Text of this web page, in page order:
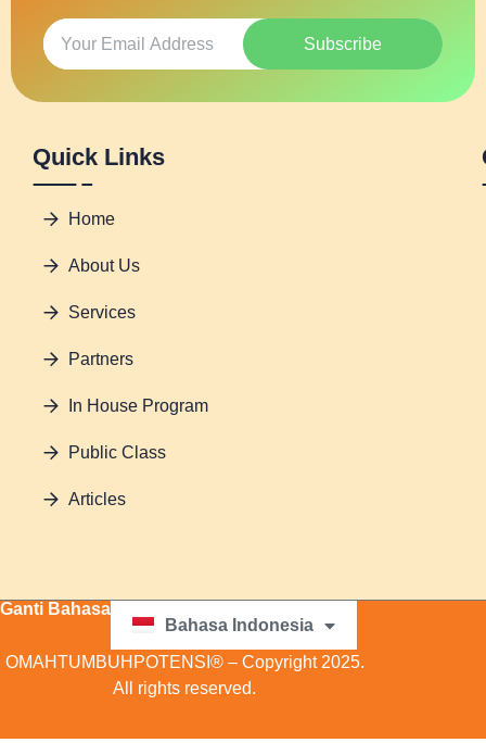
Subscribe
Quick Links
Home
About Us
Services
Partners
In House Program
Public Class
Articles
Ganti Bahasa
Bahasa Indonesia
English
OMAHTUMBUHPOTENSI® – Copyright 2025.
All rights reserved.